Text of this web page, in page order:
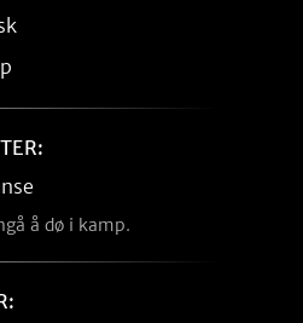
å dø i kamp.